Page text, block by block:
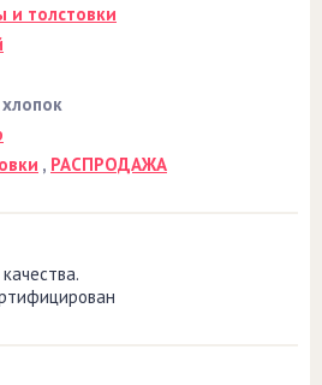
и толстовки
, РАСПРОДАЖА